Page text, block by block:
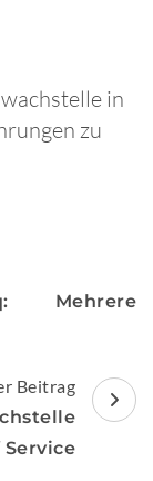
in
zu
Mehrere
Beitrag